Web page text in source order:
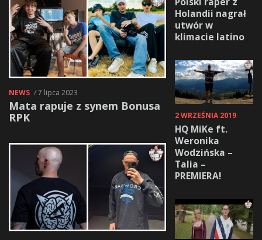
NEWS / 7 lipca 2023
Mata rapuje z synem Bonusa
RPK
Holandii nagrał
utwór w
klimacie latino
2 WRZEŚNIA 2019
HQ MiKe ft.
Weronika
Wodzińska –
Talia –
PREMIERA!